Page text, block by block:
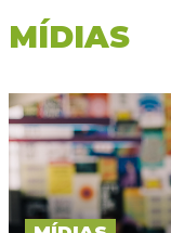
MÍDIAS